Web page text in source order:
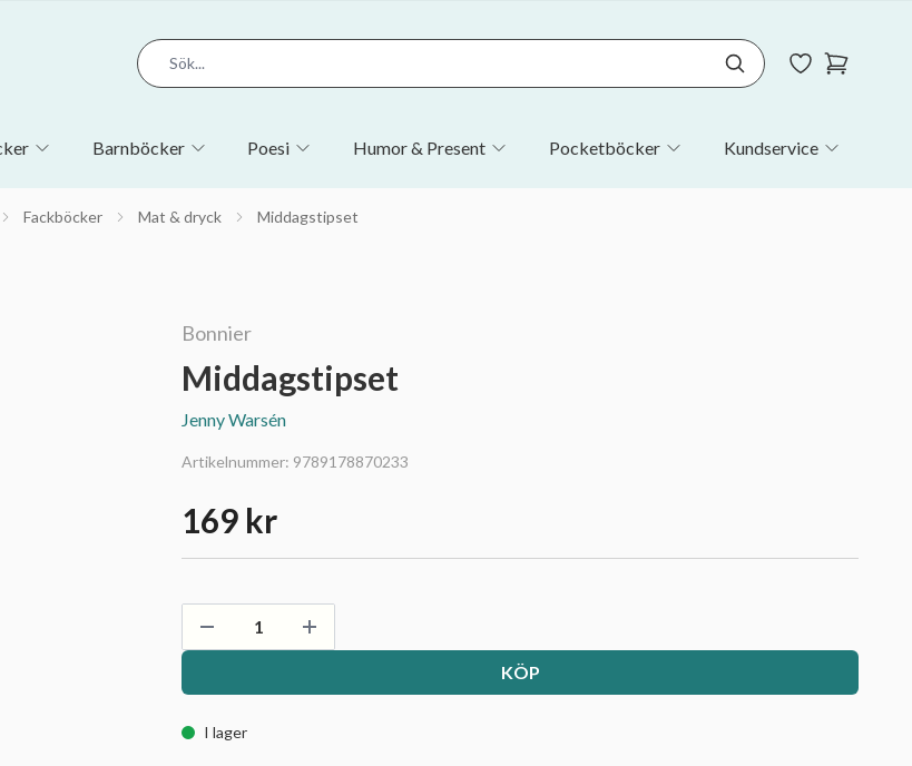
Barnböcker Poesi Humor & Present Pocketböcker Kundservice
Fackböcker Mat & dryck Middagstipset
Bonnier
Middagstipset
Jenny Warsén
Artikelnummer: 9789178870233
169 kr
KÖP
I lager